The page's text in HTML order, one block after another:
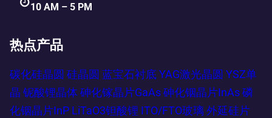
10 AM – 5 PM
热点产品
碳化硅晶圆 硅晶圆 蓝宝石衬底 YAG激光晶圆 YSZ单
晶 铌酸锂晶体 砷化镓晶片GaAs 砷化铟晶片InAs 磷
化铟晶片InP LiTaO3钽酸锂 ITO/FTO玻璃 外延硅片